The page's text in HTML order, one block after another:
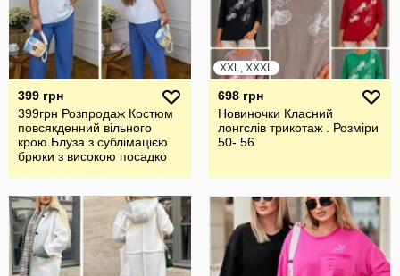
399 грн
399грн Розпродаж Костюм
повсякденний вільного
крою.Блуза з сублімацією
брюки з високою посадко
XXL, XXXL
698 грн
Новиночки Класний
лонгслів трикотаж . Розміри
50- 56